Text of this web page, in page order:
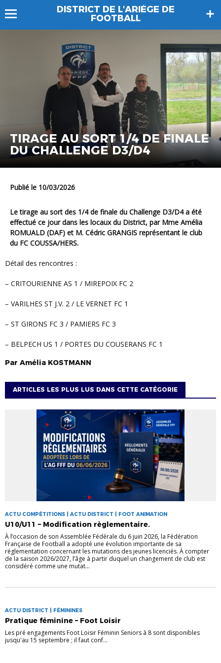
DISTRICT DE L'ARIÈGE DE
FOOTBALL
TIRAGE AU SORT 1/4 DE FINALE
DU CHALLENGE D3/D4
Publié le 10/03/2026
Le tirage au sort des 1/4 de finale du Challenge D3/D4 a été
effectué ce jour dans les locaux du District, par Mme Amélia
ROMUALD (DAF) et M. Cédric GRANGIS représentant le club
du FC COUSSA/HERS.
Détail des rencontres :
– CRITOURIENNE AS 1 / MIREPOIX FC 2
– VARILHES ST J.V. 2 / LE VERNET FC 1
– ST GIRONS FC 3 / PAMIERS FC 3
– BELPECH US 1 / PORTES DU COUSERANS FC 1
Par Amélia KOSTMANN
ARTICLES LES PLUS LUS DANS CETTE CATÉGORIE
ACTU COMPÉTITIONS | ACTU DISTRICT | FOOT ANIMATION
U10/U11 – Modification règlementaire.
À l’occasion de son Assemblée Fédérale du 6 juin 2026, la Fédération
Française de Football a adopté une évolution importante de sa
réglementation concernant les mutations des jeunes licenciés. À compter
de la saison 2026/2027, l’âge à partir duquel un changement de club est
considéré comme une mutat...
ACTU DISTRICT | FÉMININES
Pratique féminine – Foot Loisir
Les pré engagements Foot Loisir Féminin Seniors à 8 sont disponibles
jusqu'au 15 septembre ; il faut conf...